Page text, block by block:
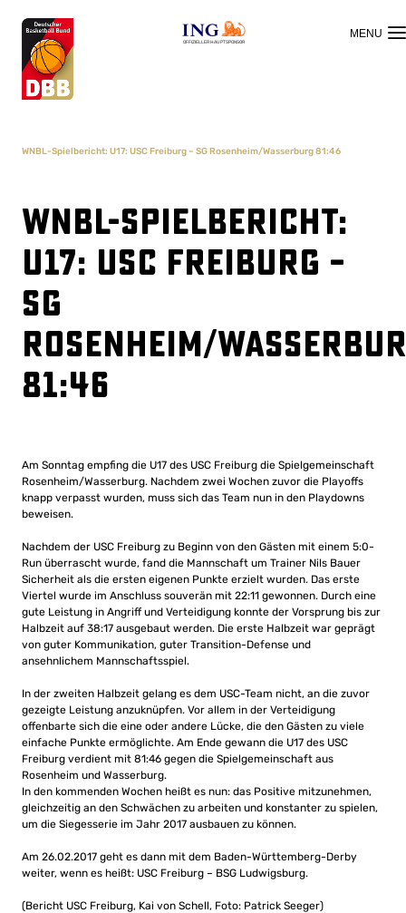
OFFIZIELLER HAUPTSPONSOR
WNBL-Spielbericht: U17: USC Freiburg – SG Rosenheim/Wasserburg 81:46
WNBL-Spielbericht:
U17: USC Freiburg –
SG
Rosenheim/
81:46
Am Sonntag empfing die U17 des USC Freiburg die Spielgemeinschaft
Rosenheim/Wasserburg. Nachdem zwei Wochen zuvor die Playoffs
knapp verpasst wurden, muss sich das Team nun in den Playdowns
beweisen.
Nachdem der USC Freiburg zu Beginn von den Gästen mit einem 5:0-
Run überrascht wurde, fand die Mannschaft um Trainer Nils Bauer
Sicherheit als die ersten eigenen Punkte erzielt wurden. Das erste
Viertel wurde im Anschluss souverän mit 22:11 gewonnen. Durch eine
gute Leistung in Angriff und Verteidigung konnte der Vorsprung bis zur
Halbzeit auf 38:17 ausgebaut werden. Die erste Halbzeit war geprägt
von guter Kommunikation, guter Transition-Defense und
ansehnlichem Mannschaftsspiel.
In der zweiten Halbzeit gelang es dem USC-Team nicht, an die zuvor
gezeigte Leistung anzuknüpfen. Vor allem in der Verteidigung
offenbarte sich die eine oder andere Lücke, die den Gästen zu viele
einfache Punkte ermöglichte. Am Ende gewann die U17 des USC
Freiburg verdient mit 81:46 gegen die Spielgemeinschaft aus
Rosenheim und Wasserburg.
In den kommenden Wochen heißt es nun: das Positive mitzunehmen,
gleichzeitig an den Schwächen zu arbeiten und konstanter zu spielen,
um die Siegesserie im Jahr 2017 ausbauen zu können.
Am 26.02.2017 geht es dann mit dem Baden-Württemberg-Derby
weiter, wenn es heißt: USC Freiburg – BSG Ludwigsburg.
(Bericht USC Freiburg, Kai von Schell, Foto: Patrick Seeger)